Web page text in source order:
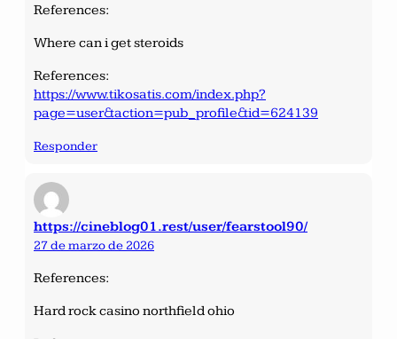
References:
Where can i get steroids
References:
https://www.tikosatis.com/index.php?
page=user&action=pub_profile&id=624139
Responder
https://cineblog01.rest/user/fearstool90/
27 de marzo de 2026
References:
Hard rock casino northfield ohio